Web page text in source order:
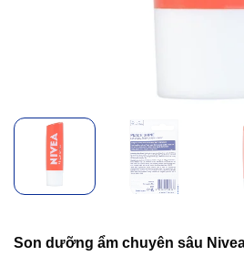
Son dưỡng ẩm chuyên sâu